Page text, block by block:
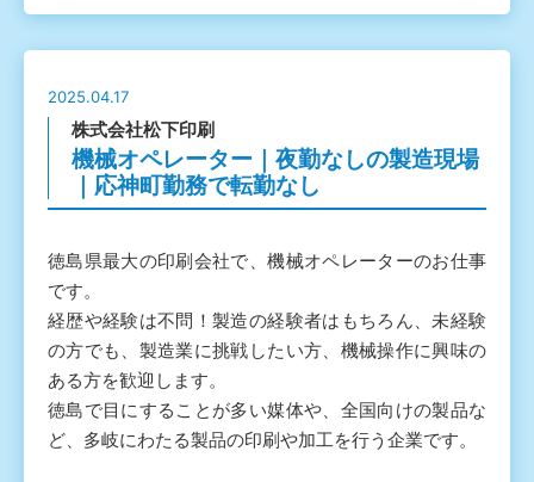
2025.04.17
株式会社松下印刷
機械オペレーター｜夜勤なしの製造現場
｜応神町勤務で転勤なし
徳島県最大の印刷会社で、機械オペレーターのお仕事
です。
経歴や経験は不問！製造の経験者はもちろん、未経験
の方でも、製造業に挑戦したい方、機械操作に興味の
ある方を歓迎します。
徳島で目にすることが多い媒体や、全国向けの製品な
ど、多岐にわたる製品の印刷や加工を行う企業です。